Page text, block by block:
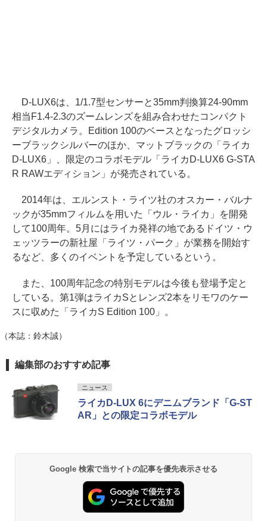
D-LUX6は、1/1.7型センサーと35mm判換算24-90mm
相当F1.4-2.3のズームレンズを組み合わせたコンパクト
デジタルカメラ。Edition 100のベースとなったグロッシ
ーブラックシルバーのほか、マットブラックの「ライカ
D-LUX6」、限定のコラボモデル「ライカD-LUX6 G-STA
R RAWエディション」が発売されている。
2014年は、エルンスト・ライツ社のオスカー・バルナ
ックが35mmフィルムを用いた「ウル・ライカ」を開発
して100周年。5月にはライカ発祥の地であるドイツ・ウ
ェッツラーの新社屋「ライツ・パーク」が業務を開始す
るなど、多くのイベントを予定しているという。
また、100周年記念の特別モデルは今後も登場予定と
している。第1弾はライカSとレンズ2本をリモワのケー
スに収めた「ライカS Edition 100」。
（本誌：鈴木誠）
編集部のおすすめ記事
ニュース
ライカD-LUX 6にデニムブランド「G-ST
AR」との限定コラボモデル
Google 検索で当サイトの記事を優先表示させる